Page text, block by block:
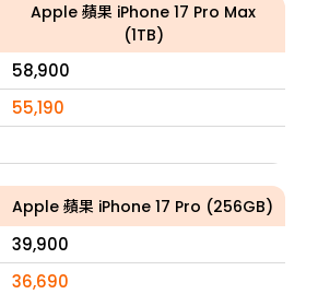
Apple 蘋果 iPhone 17 Pro Max
(1TB)
58,900
55,190
Apple 蘋果 iPhone 17 Pro (256GB)
39,900
36,690